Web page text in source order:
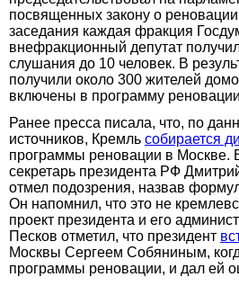
посвященных закону о
заседания каждая фракция
внефракционный депутат
слушания до 10 человек. В
получили около 300 жителей
включены в программу
Ранее пресса писала, что, по
источников, Кремль собирается
программы реновации в Москве.
секретарь президента РФ
отмел подозрения, назвав
Он напомнил, что это не
проект президента и его
Песков отметил, что президент
Москвы Сергеем Собяниным,
программы реновации, и дал ей